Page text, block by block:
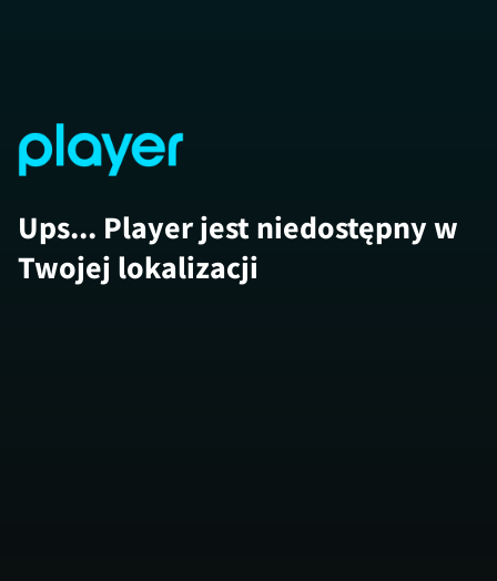
Ups... Player jest niedostępny w
Twojej lokalizacji